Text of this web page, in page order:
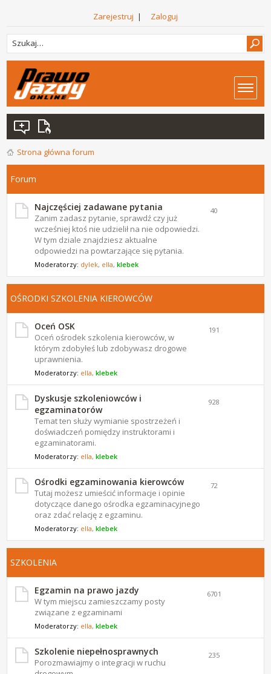
Zarejestruj | Zaloguj
Strona główna forum
Forum
Najczęściej zadawane pytania
Zanim zadasz pytanie, sprawdź czy już
wcześniej ktoś nie udzielił na nie odpowiedzi.
W tym dziale znajdziesz aktualne
odpowiedzi na powtarzające się pytania.
Moderatorzy: dylek, ella,klebek
40
OŚRODKI SZKOLENIA KIEROWCÓW
Oceń OSK
Oceń ośrodek szkolenia kierowców, w
którym zdobyłeś lub zdobywasz drogowe
uprawnienia.
Moderatorzy: ella,klebek
191
Dyskusje szkoleniowców i
egzaminatorów
Temat ten służy wymianie spostrzeżeń i
doświadczeń pomiędzy instruktorami i
egzaminatorami.
Moderatorzy: ella,klebek
928
Ośrodki egzaminowania kierowców
Tutaj możesz umieścić informacje i opinie
dotyczące danego ośrodka egzaminacyjnego
oraz zdać relację z egzaminu.
Moderatorzy: ella,klebek
72
SZKOLENIA
Egzamin na prawo jazdy
W tym miejscu zamieszczamy posty
związane z egzaminami
Moderatorzy: ella,klebek
6701
Szkolenie niepełnosprawnych
Porozmawiajmy o integracji w ruchu
235